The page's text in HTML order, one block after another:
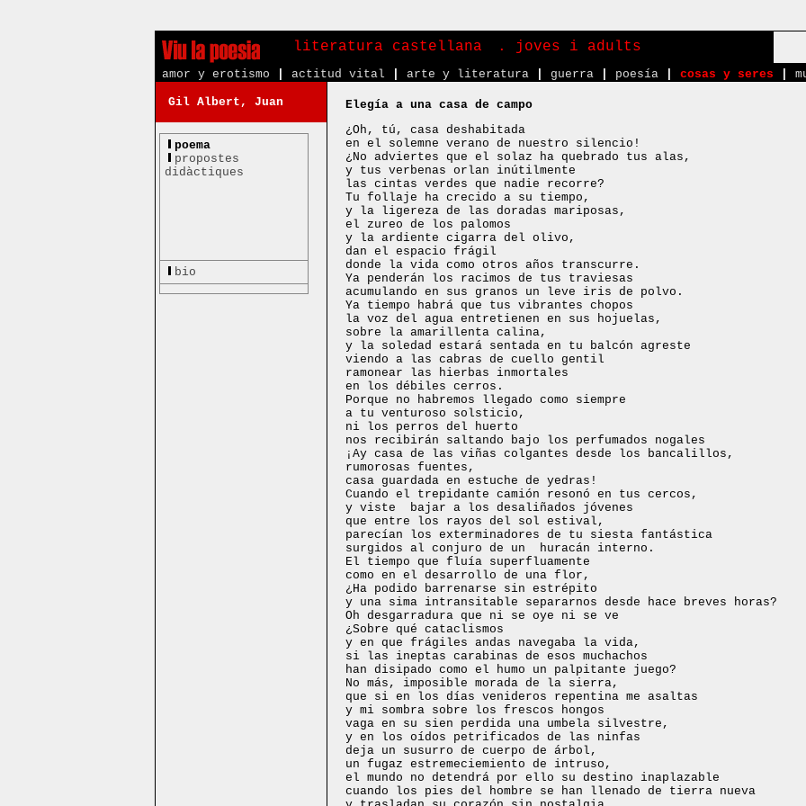
literatura castellana . joves i adults
amor y erotismo
actitud vital arte y literatura guerra poesía cosas y seres
Gil Albert, Juan
poema
propostes
didàctiques
bio
Elegía a una casa de campo
¿Oh, tú, casa deshabitada
en el solemne verano de nuestro silencio!
¿No adviertes que el solaz ha quebrado tus alas,
y tus verbenas orlan inútilmente
las cintas verdes que nadie recorre?
Tu follaje ha crecido a su tiempo,
y la ligereza de las doradas mariposas,
el zureo de los palomos
y la ardiente cigarra del olivo,
dan el espacio frágil
donde la vida como otros años transcurre.
Ya penderán los racimos de tus traviesas
acumulando en sus granos un leve iris de polvo.
Ya tiempo habrá que tus vibrantes chopos
la voz del agua entretienen en sus hojuelas,
sobre la amarillenta calina,
y la soledad estará sentada en tu balcón agreste
viendo a las cabras de cuello gentil
ramonear las hierbas inmortales
en los débiles cerros.
Porque no habremos llegado como siempre
a tu venturoso solsticio,
ni los perros del huerto
nos recibirán saltando bajo los perfumados nogales
¡Ay casa de las viñas colgantes desde los bancalillos,
rumorosas fuentes,
casa guardada en estuche de yedras!
Cuando el trepidante camión resonó en tus cercos,
y viste
bajar a los desaliñados jóvenes
que entre los rayos del sol estival,
parecían los exterminadores de tu siesta fantástica
surgidos al conjuro de un
huracán interno.
El tiempo que fluía superfluamente
como en el desarrollo de una flor,
¿Ha podido barrenarse sin estrépito
y una sima intransitable separarnos desde hace
breves horas?
Oh desgarradura que ni se oye ni se ve
¿Sobre qué cataclismos
y en que frágiles andas navegaba la vida,
si las ineptas carabinas de esos muchachos
han disipado como el humo un palpitante juego?
No más, imposible morada de la sierra,
que si en los días venideros repentina me asaltas
y mi sombra sobre los frescos hongos
vaga en su sien perdida una umbela silvestre,
y en los oídos petrificados de las ninfas
deja un susurro de cuerpo de árbol,
un fugaz estremeciemiento de intruso,
el mundo no detendrá por ello su destino inaplazable
cuando los pies del hombre se han llenado de tierra nueva